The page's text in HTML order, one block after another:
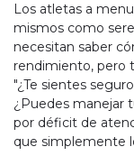
Los atletas a
mismos como
necesitan saber
rendimiento, pero
"¿Te sientes
¿Puedes manejar
por déficit de
que simplemente